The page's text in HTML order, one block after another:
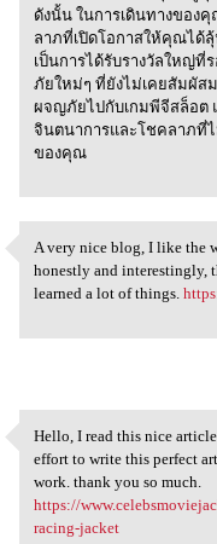
ดังนั้น ในการเดินทางของ
ลาภที่เปิดโอกาสให้คุณได้
เป็นการได้รับรางวัลใหญ่
ภัยใหม่ๆ ที่ยังไม่เคยสัมผัส
ผจญภัยไปกับเกมพีจีสล็อต
จินตนาการและโชคลาภที่
ของคุณ
A very nice blog, I
A very nice blog, I like the
honestly and interestingly,
learned a lot of things.
Hello, I read this nice
Hello, I read this nice
effort to write this perfect
work. thank you so much.
https://
racing-jacket